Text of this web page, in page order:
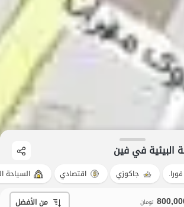
البيئية في فین
فورا. جاكوزي اقتصادي السياحة
تومان من الأفضل